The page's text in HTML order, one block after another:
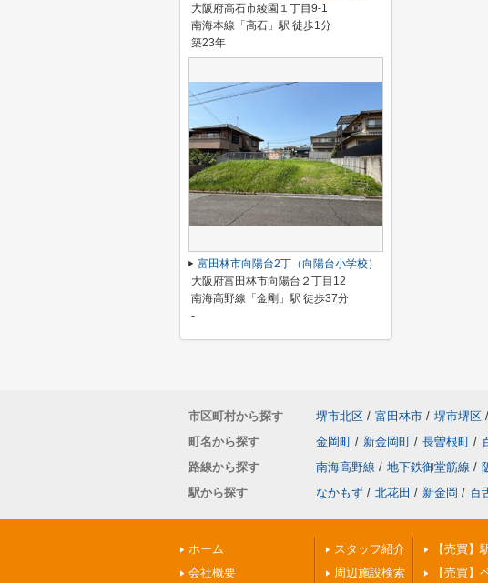
大阪府高石市綾園１丁目9-1
南海本線「高石」駅 徒歩1分
築23年
富田林市向陽台2丁（向陽台小学校）
大阪府富田林市向陽台２丁目12
南海高野線「金剛」駅 徒歩37分
-
市区町村から探す 堺市北区 / 富田林市 / 堺市堺区 /
町名から探す
金岡町 / 新金岡町 / 長曽根町 /
路線から探す
南海高野線 / 地下鉄御堂筋線 /
駅から探す
なかもず / 北花田 / 新金岡 / 百
ホーム
会社概要
スタッフ紹介
周辺施設検索
【売買】
【売買】